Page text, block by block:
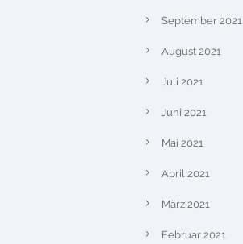
September 2021
August 2021
Juli 2021
Juni 2021
Mai 2021
April 2021
März 2021
Februar 2021